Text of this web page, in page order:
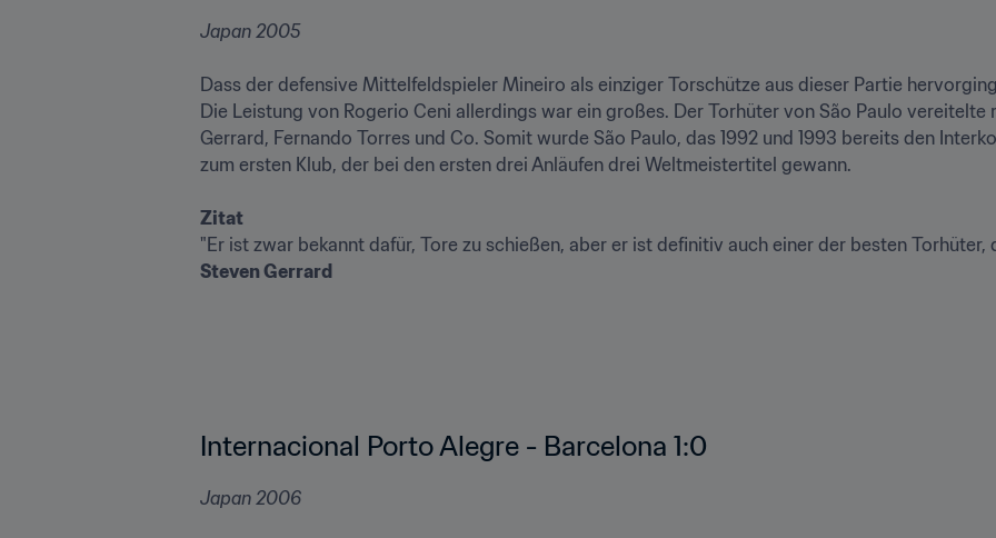
Japan 2005
Dass der defensive Mittelfeldspieler Mineiro als einziger Torschütze aus dieser Partie
Die Leistung von Rogerio Ceni allerdings war ein großes. Der Torhüter von São Paulo vereitelte
Gerrard, Fernando Torres und Co. Somit wurde São Paulo, das 1992 und 1993 bereits den
zum ersten Klub, der bei den ersten drei Anläufen drei Weltmeistertitel gewann.
Zitat
Steven Gerrard
Internacional Porto Alegre - Barcelona 1:0